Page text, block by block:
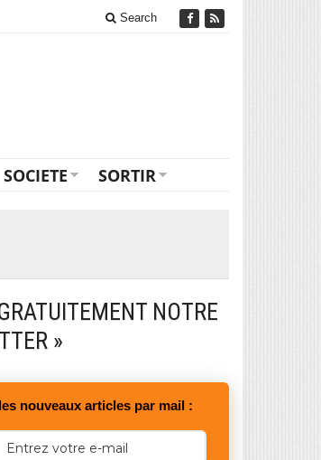
Search
SOCIETE SORTIR
NOTRE
»
nouveaux articles par mail :